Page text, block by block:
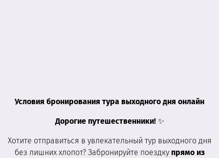
Условия бронирования тура выходного дня онлайн
Дорогие путешественники!✨
Хотите отправиться в увлекательный тур выходного дня
без лишних хлопот? Забронируйте поездку прямо из